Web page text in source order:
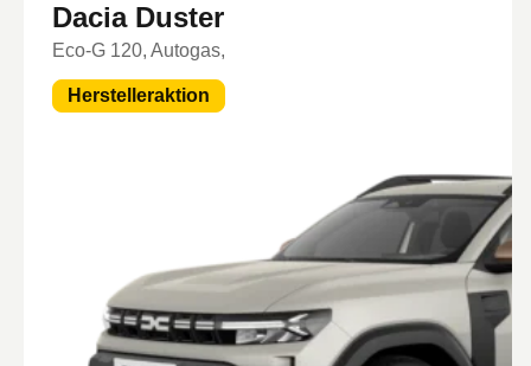
Dacia Duster
Eco-G 120, Autogas,
Herstelleraktion